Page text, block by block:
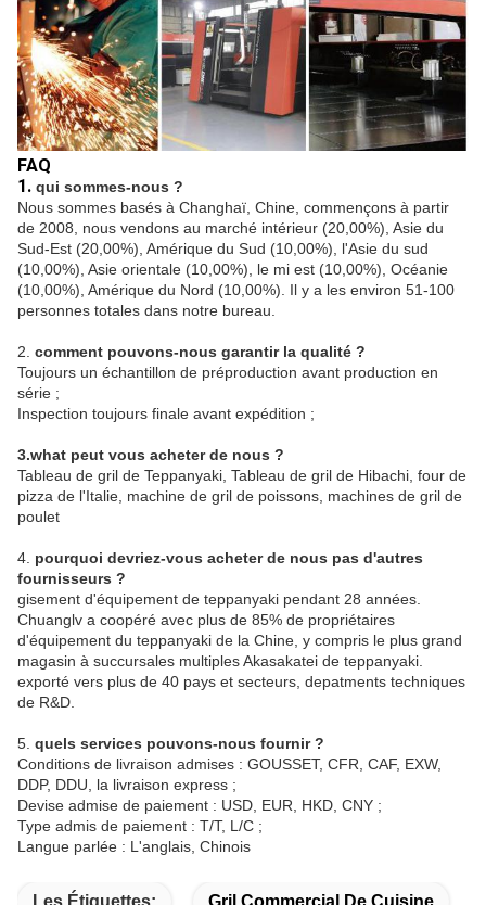
FAQ
1. qui sommes-nous ?
Nous sommes basés à Changhaï, Chine, commençons à partir
de 2008, nous vendons au marché intérieur (20,00%), Asie du
Sud-Est (20,00%), Amérique du Sud (10,00%), l'Asie du sud
(10,00%), Asie orientale (10,00%), le mi est (10,00%), Océanie
(10,00%), Amérique du Nord (10,00%). Il y a les environ 51-100
personnes totales dans notre bureau.
2. comment pouvons-nous garantir la qualité ?
Toujours un échantillon de préproduction avant production en
série ;
Inspection toujours finale avant expédition ;
3.what peut vous acheter de nous ?
Tableau de gril de Teppanyaki, Tableau de gril de Hibachi, four de
pizza de l'Italie, machine de gril de poissons, machines de gril de
poulet
4. pourquoi devriez-vous acheter de nous pas d'autres
fournisseurs ?
gisement d'équipement de teppanyaki pendant 28 années.
Chuanglv a coopéré avec plus de 85% de propriétaires
d'équipement du teppanyaki de la Chine, y compris le plus grand
magasin à succursales multiples Akasakatei de teppanyaki.
exporté vers plus de 40 pays et secteurs, depatments techniques
de R&D.
5. quels services pouvons-nous fournir ?
Conditions de livraison admises : GOUSSET, CFR, CAF, EXW,
DDP, DDU, la livraison express ;
Devise admise de paiement : USD, EUR, HKD, CNY ;
Type admis de paiement : T/T, L/C ;
Langue parlée : L'anglais, Chinois
Les Étiquettes: Gril Commercial De Cuisine